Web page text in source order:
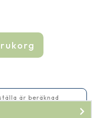
är beräknad